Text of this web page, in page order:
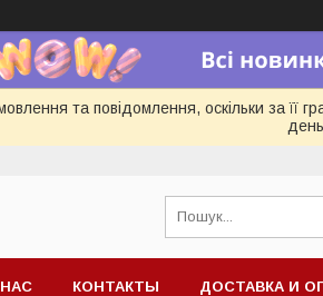
та повідомлення, оскільки за її
КОНТАКТЫ ДОСТАВКА И